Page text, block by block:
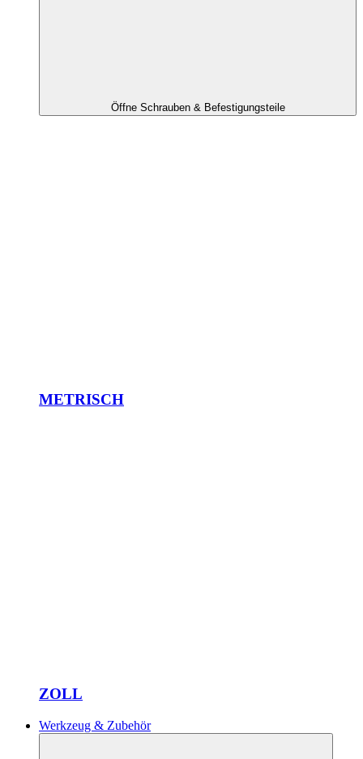
Öffne Schrauben & Befestigungsteile
METRISCH
ZOLL
Werkzeug & Zubehör